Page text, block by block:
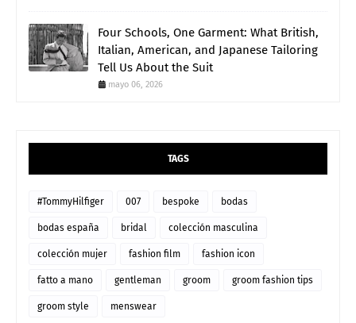
Four Schools, One Garment: What British,
Italian, American, and Japanese Tailoring
Tell Us About the Suit
mayo 06, 2026
TAGS
#TommyHilfiger 007 bespoke bodas
bodas españa bridal colección masculina
colección mujer fashion film fashion icon
fatto a mano gentleman groom groom fashion tips
groom style menswear